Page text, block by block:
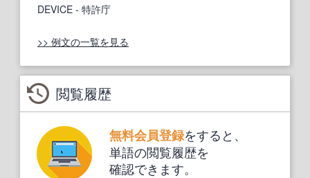
DEVICE - 特許庁
>> 例文の一覧を見る
閲覧履歴
無料会員登録をすると、
単語の閲覧履歴を
確認できます。